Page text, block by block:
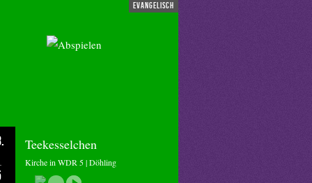
evangelisch
Teekesselchen
Kirche in WDR 5 | Döhling